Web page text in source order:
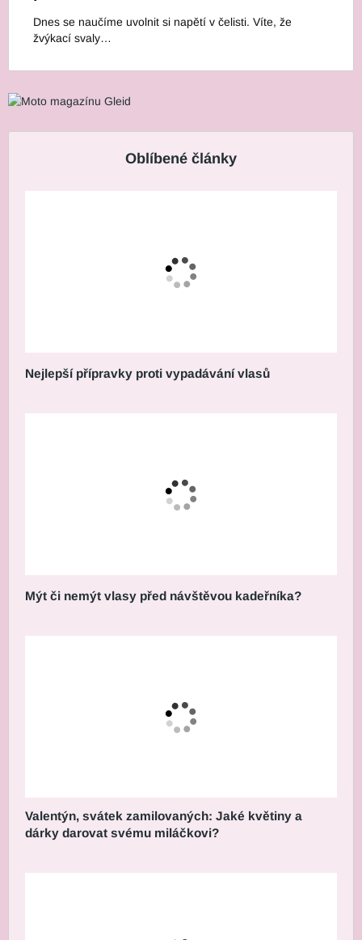
Dnes se naučíme uvolnit si napětí v čelisti. Víte, že
žvýkací svaly…
Oblíbené články
Nejlepší přípravky proti vypadávání vlasů
Mýt či nemýt vlasy před návštěvou kadeřníka?
Valentýn, svátek zamilovaných: Jaké květiny a
dárky darovat svému miláčkovi?